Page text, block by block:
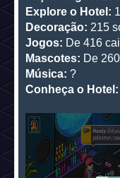
Explore o Hotel:
Decoração: 215
Jogos: De 416
Mascotes: De
Música: ?
Conheça o Hotel: